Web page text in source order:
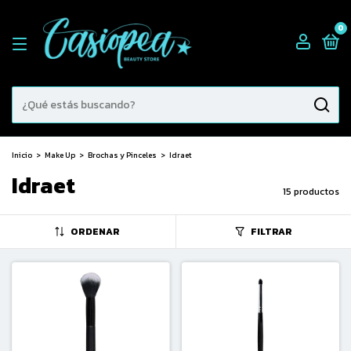
0
Inicio > Make Up > Brochas y Pinceles > Idraet
Idraet 15 productos
ORDENAR FILTRAR